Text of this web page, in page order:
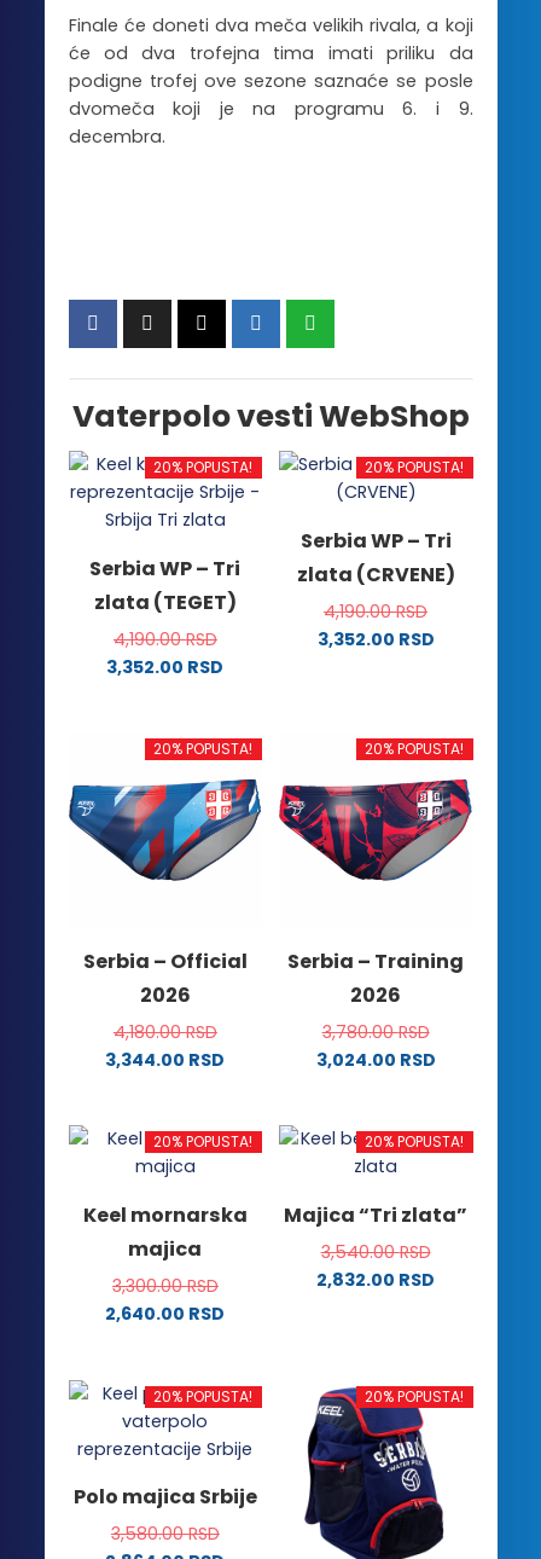
Finale će doneti dva meča velikih rivala, a koji
će od dva trofejna tima imati priliku da
podigne trofej ove sezone saznaće se posle
dvomeča koji je na programu 6. i 9.
decembra.
Vaterpolo vesti WebShop
20% POPUSTA!
Serbia WP – Tri
zlata (TEGET)
4,190.00RSD
3,352.00 RSD
ima
varijanti.
Opcije
mogu
biti
stranici
proizvoda.
20% POPUSTA!
Serbia WP – Tri
zlata (CRVENE)
4,190.00RSD
3,352.00 RSD
više
varijanti.
Opcije
mogu
biti
izabrane
proizvoda.
20% POPUSTA!
Serbia – Official
2026
4,180.00RSD
3,344.00 RSD
ima
više
Opcije
mogu
biti
izabrane
proizvoda.
20% POPUSTA!
Serbia – Training
2026
3,780.00RSD
3,024.00 RSD
ima
više
Opcije
mogu
biti
proizvoda.
20% POPUSTA!
Keel mornarska
majica
3,300.00RSD
2,640.00 RSD
ima
više
varijanti.
mogu
biti
20% POPUSTA!
Majica “Tri zlata”
3,540.00RSD
2,832.00 RSD
više
varijanti.
Opcije
mogu
biti
izabrane
20% POPUSTA!
Polo majica Srbije
3,580.00RSD
20% POPUSTA!